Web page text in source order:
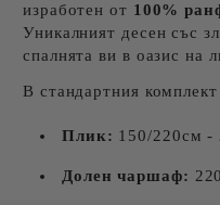
изработен от 100%
Уникалният десен със
спалнята ви в оазис на
В стандартния
Плик: 150/220см -
Долен чаршаф: